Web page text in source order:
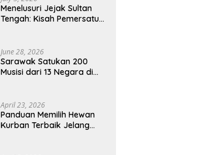
Menelusuri Jejak Sultan
Tengah: Kisah Pemersatu
Versi Jiran
June 28, 2026
Sarawak Satukan 200
Musisi dari 13 Negara di
Budaya Borneo
April 23, 2026
Panduan Memilih Hewan
Kurban Terbaik Jelang